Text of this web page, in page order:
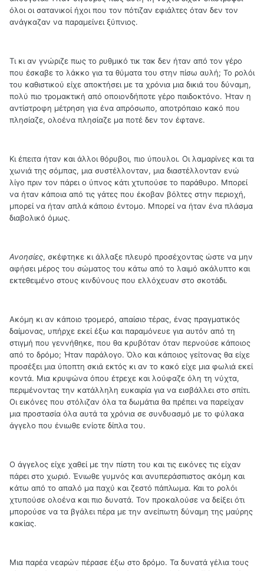
όλοι οι σατανικοί ήχοι που τον πότιζαν εφιάλτες όταν δεν τον
ανάγκαζαν να παραμείνει ξύπνιος.
Τι κι αν γνώριζε πως το ρυθμικό τικ τακ δεν ήταν από τον γέρο
που έσκαβε το λάκκο για τα θύματα του στην πίσω αυλή; Το ρολόι
του καθιστικού είχε αποκτήσει με τα χρόνια μια δικιά του δύναμη,
πολύ πιο τρομακτική από οποιονδήποτε γέρο παιδοκτόνο. Ήταν η
αντίστροφη μέτρηση για ένα απρόσωπο, αποτρόπαιο κακό που
πλησίαζε, ολοένα πλησίαζε μα ποτέ δεν τον έφτανε.
Κι έπειτα ήταν και άλλοι θόρυβοι, πιο ύπουλοι. Οι λαμαρίνες και τα
χωνιά της σόμπας, μια συστέλλονταν, μια διαστέλλονταν ενώ
λίγο πριν τον πάρει ο ύπνος κάτι χτυπούσε το παράθυρο. Μπορεί
να ήταν κάποια από τις γάτες που έκοβαν βόλτες στην περιοχή,
μπορεί να ήταν απλά κάποιο έντομο. Μπορεί να ήταν ένα πλάσμα
διαβολικό όμως.
Ανοησίες, σκέφτηκε κι άλλαξε πλευρό προσέχοντας ώστε να μην
αφήσει μέρος του σώματος του κάτω από το λαιμό ακάλυπτο και
εκτεθειμένο στους κινδύνους που ελλόχευαν στο σκοτάδι.
Ακόμη κι αν κάποιο τρομερό, απαίσιο τέρας, ένας πραγματικός
δαίμονας, υπήρχε εκεί έξω και παραμόνευε για αυτόν από τη
στιγμή που γεννήθηκε, που θα κρυβόταν όταν περνούσε κάποιος
από το δρόμο; Ήταν παράλογο. Όλο και κάποιος γείτονας θα είχε
προσέξει μια ύποπτη σκιά εκτός κι αν το κακό είχε μια φωλιά εκεί
κοντά. Μια κρυψώνα όπου έτρεχε και λούφαζε όλη τη νύχτα,
περιμένοντας την κατάλληλη ευκαιρία για να εισβάλλει στο σπίτι.
Οι εικόνες που στόλιζαν όλα τα δωμάτια θα πρέπει να παρείχαν
μια προστασία όλα αυτά τα χρόνια σε συνδυασμό με το φύλακα
άγγελο που ένιωθε ενίοτε δίπλα του.
Ο άγγελος είχε χαθεί με την πίστη του και τις εικόνες τις είχαν
πάρει στο χωριό. Ένιωθε γυμνός και ανυπεράσπιστος ακόμη και
κάτω από το απαλό μα παχύ και ζεστό πάπλωμα. Και το ρολόι
χτυπούσε ολοένα και πιο δυνατά. Τον προκαλούσε να δείξει ότι
μπορούσε να τα βγάλει πέρα με την ανείπωτη δύναμη της μαύρης
κακίας.
Μια παρέα νεαρών πέρασε έξω στο δρόμο. Τα δυνατά γέλια τους